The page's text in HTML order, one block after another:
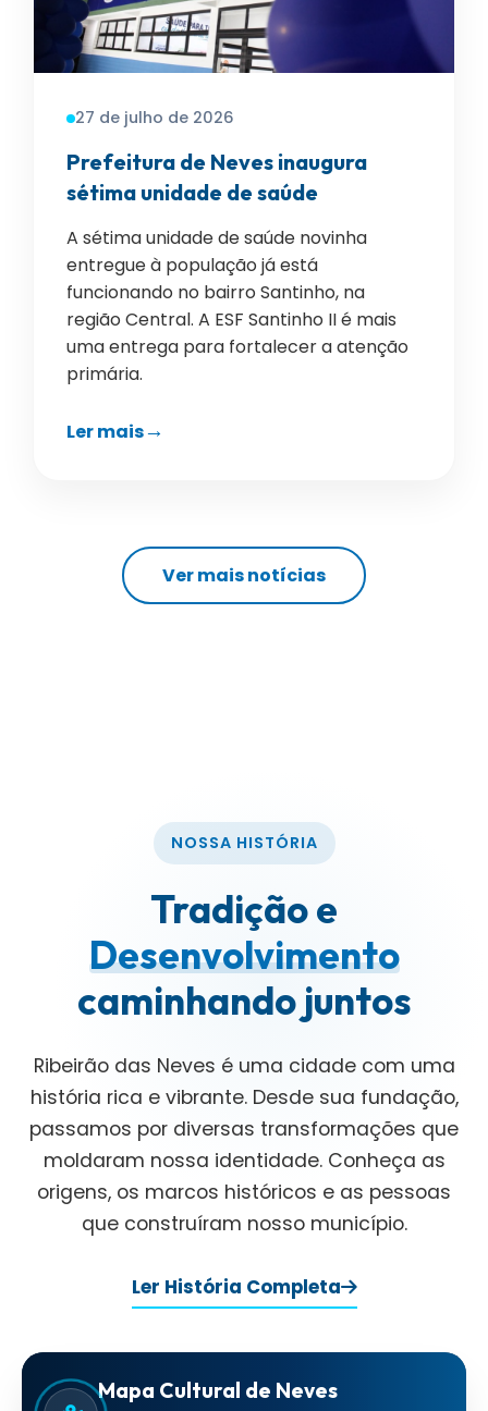
27 de julho de 2026
Prefeitura de Neves inaugura
sétima unidade de saúde
A sétima unidade de saúde novinha
entregue à população já está
funcionando no bairro Santinho, na
região Central. A ESF Santinho II é mais
uma entrega para fortalecer a atenção
primária.
Ler mais
Ver mais notícias
NOSSA HISTÓRIA
Tradição e
Desenvolvimento
caminhando juntos
Ribeirão das Neves é uma cidade com uma
história rica e vibrante. Desde sua fundação,
passamos por diversas transformações que
moldaram nossa identidade. Conheça as
origens, os marcos históricos e as pessoas
que construíram nosso município.
Ler História Completa
Mapa Cultural de Neves